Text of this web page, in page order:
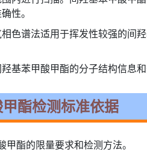
性。
色谱法适用于挥发性较强的间
基苯甲酸甲酯的分子结构信息
酯检测标准依据
酯的限量要求和检测方法。